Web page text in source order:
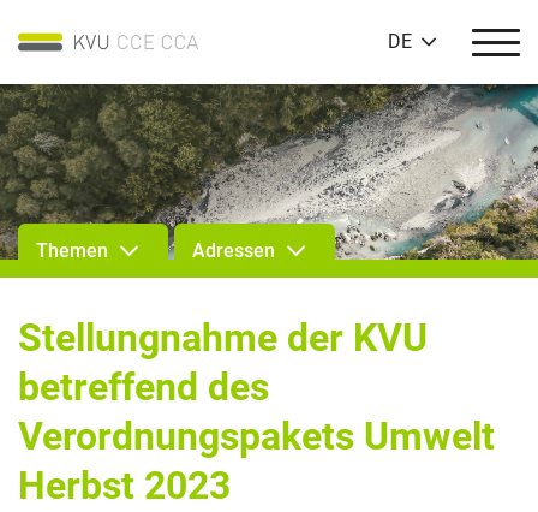
DE
Themen Adressen
Stellungnahme der KVU
betreffend des
Verordnungspakets Umwelt
Herbst 2023